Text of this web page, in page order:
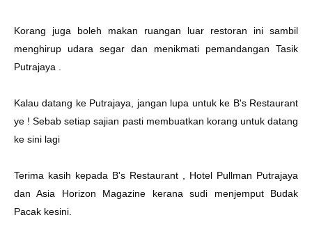
Korang juga boleh makan ruangan luar restoran ini sambil
menghirup udara segar dan menikmati pemandangan Tasik
Putrajaya .
Kalau datang ke Putrajaya, jangan lupa untuk ke B's Restaurant
ye ! Sebab setiap sajian pasti membuatkan korang untuk datang
ke sini lagi
Terima kasih kepada B's Restaurant , Hotel Pullman Putrajaya
dan Asia Horizon Magazine kerana sudi menjemput Budak
Pacak kesini.